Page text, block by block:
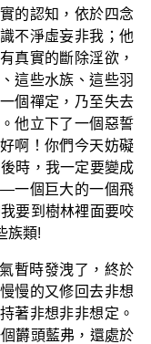
的認知，依於四念
不淨虛妄非我；他
真實的斷除淫欲，
這些水族、這些羽
個禪定，乃至失去
他立下了一個惡誓
啊！你們今天妨礙
時，我一定要變成
一個巨大的一個飛
要到樹林裡面要咬
族類!
暫時發洩了，終於
慢的又修回去非想
著非想非非想定。
欝頭藍弗，還處於